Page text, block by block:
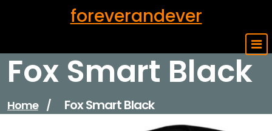
foreverandever
Fox Smart Black
Home / Fox Smart Black